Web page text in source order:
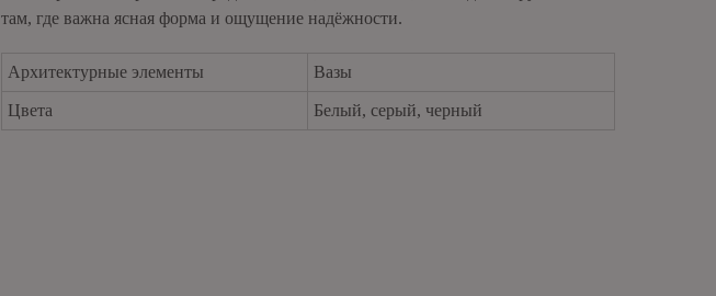
там, где важна ясная форма и ощущение надёжности.
Архитектурные элементы Вазы
Цвета Белый, серый, черный